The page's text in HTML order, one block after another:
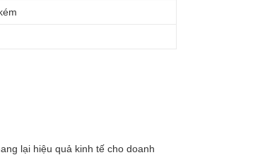
lại hiệu quả kinh tế cho doanh